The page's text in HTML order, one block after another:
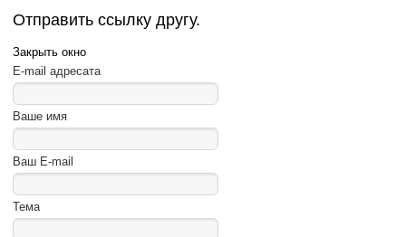
Отправить ссылку другу.
Закрыть окно
E-mail адресата
Ваше имя
Ваш E-mail
Тема